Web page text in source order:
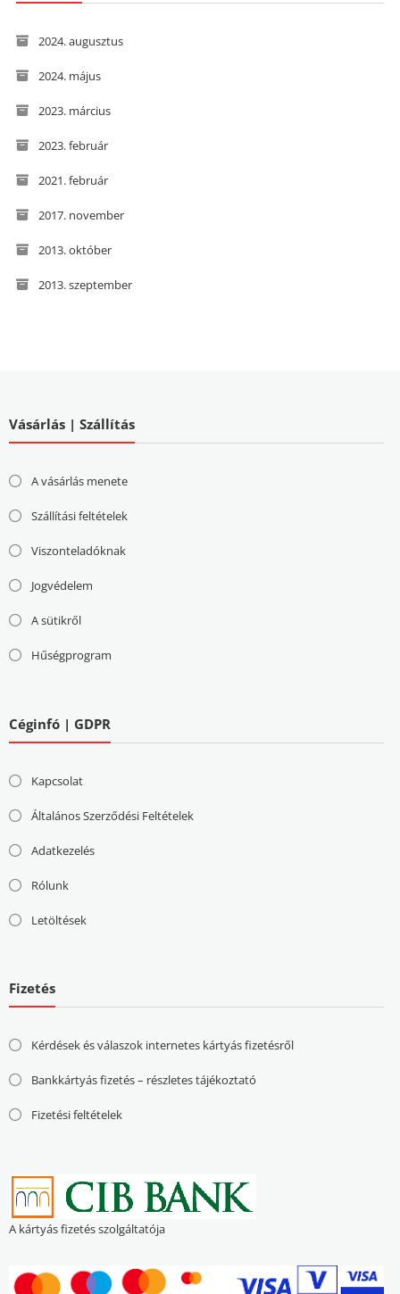
2024. augusztus
2024. május
2023. március
2023. február
2021. február
2017. november
2013. október
2013. szeptember
Vásárlás | Szállítás
A vásárlás menete
Szállítási feltételek
Viszonteladóknak
Jogvédelem
A sütikről
Hűségprogram
Céginfó | GDPR
Kapcsolat
Általános Szerződési Feltételek
Adatkezelés
Rólunk
Letöltések
Fizetés
Kérdések és válaszok internetes kártyás fizetésről
Bankkártyás fizetés – részletes tájékoztató
Fizetési feltételek
A kártyás fizetés szolgáltatója